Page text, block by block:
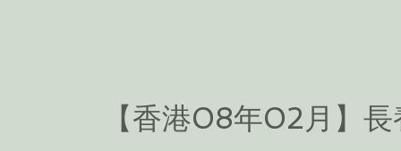
【香港08年02月】